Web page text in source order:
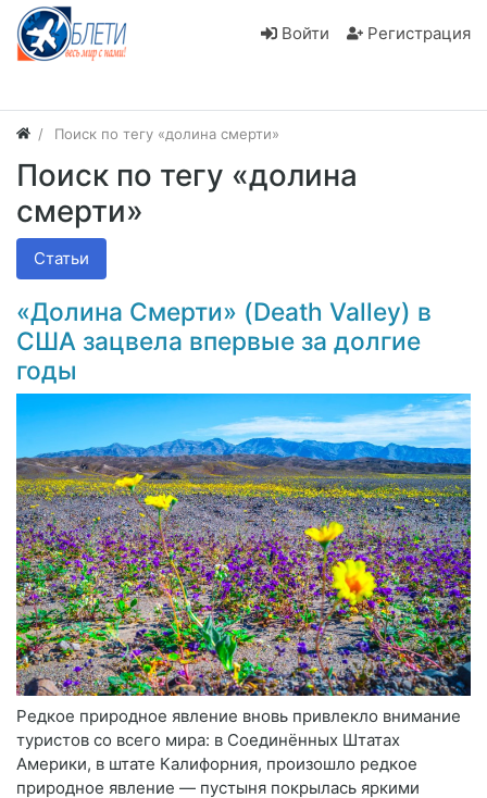
Войти Регистрация
Поиск по тегу «долина смерти»
Поиск по тегу «долина
смерти»
Статьи
«Долина Смерти» (Death Valley) в
США зацвела впервые за долгие
годы
Редкое природное явление вновь привлекло внимание
туристов со всего мира: в Соединённых Штатах
Америки, в штате Калифорния, произошло редкое
природное явление — пустыня покрылась яркими